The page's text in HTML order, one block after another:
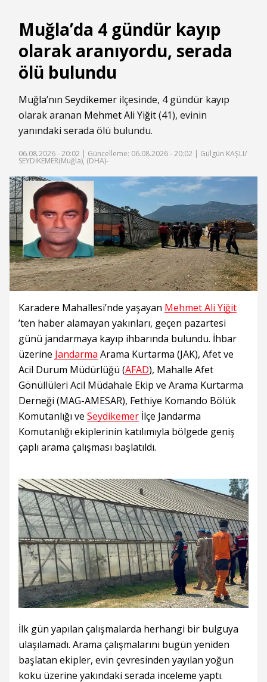
Muğla’da 4 gündür kayıp
olarak aranıyordu, serada
ölü bulundu
Muğla’nın Seydikemer ilçesinde, 4 gündür kayıp
olarak aranan Mehmet Ali Yiğit(41), evinin
yanındaki serada ölü bulundu.
06.08.2026 - 20:02 | Güncelleme: 06.08.2026 - 20:02 | Gülgün KAŞLI/
SEYDİKEMER(Muğla), (DHA)-
Karadere Mahallesi’nde yaşayan Mehmet Ali Yiğit
’ten haber alamayan yakınları, geçen pazartesi
günü jandarmaya kayıp ihbarında bulundu. İhbar
üzerine Jandarma Arama Kurtarma (JAK), Afet ve
Acil Durum Müdürlüğü (AFAD), Mahalle Afet
Gönüllüleri Acil Müdahale Ekip ve Arama Kurtarma
Derneği (MAG-AMESAR), Fethiye Komando Bölük
Komutanlığı ve Seydikemer İlçe Jandarma
Komutanlığı ekiplerinin katılımıyla bölgede geniş
çaplı arama çalışması başlatıldı.
İlk gün yapılan çalışmalarda herhangi bir bulguya
ulaşılamadı. Arama çalışmalarını bugün yeniden
başlatan ekipler, evin çevresinden yayılan yoğun
koku üzerine yakındaki serada inceleme yaptı.